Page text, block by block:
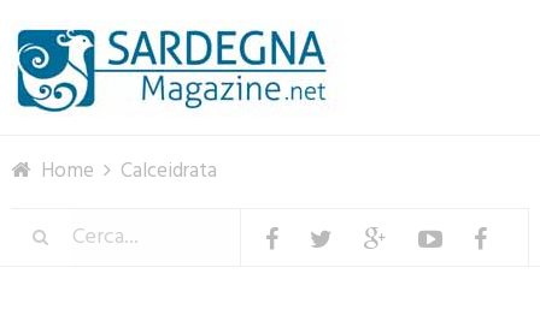
Home Calceidrata